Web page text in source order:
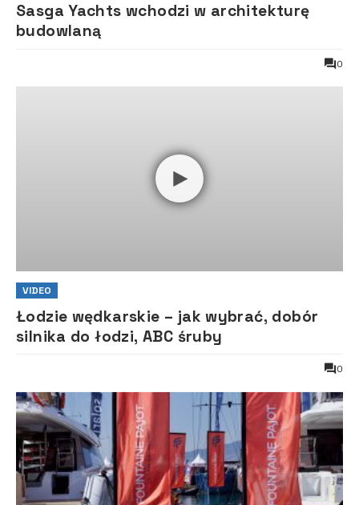
Sasga Yachts wchodzi w architekturę
budowlaną
0
VIDEO
Łodzie wędkarskie – jak wybrać, dobór
silnika do łodzi, ABC śruby
0